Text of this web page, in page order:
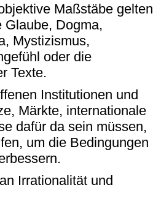
Maßstäbe gelten
Glaube, Dogma,
Mystizismus,
oder die
Texte.
Institutionen und
Märkte, internationale
dafür da sein müssen,
um die Bedingungen
Irrationalität und